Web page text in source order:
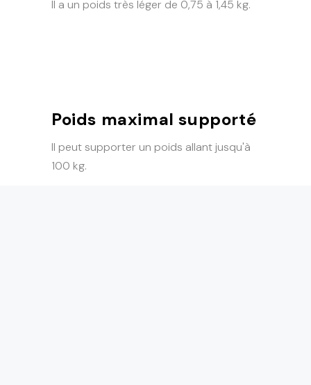
Il a un poids très léger de 0,75 à 1,45 kg.
Poids maximal supporté
Il peut supporter un poids allant jusqu'à
100 kg.